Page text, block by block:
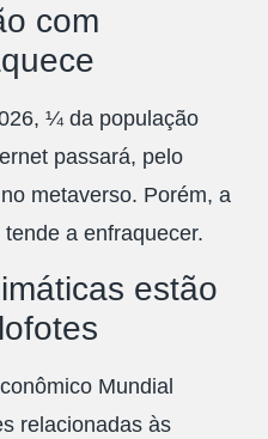
com
¼ da população
passará, pelo
metaverso. Porém, a
a enfraquecer.
estão
Mundial
relacionadas às